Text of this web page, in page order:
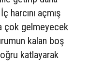
harcını açmış
çok gelmeyecek
kalan boş
katlayarak